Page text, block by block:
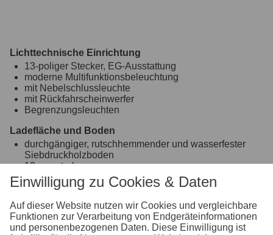
Lichttechnische Einrichtung
13-poliger Stecker, EG-Ausstattung
moderne Multifunktionsbeleuchtung
mit Nebelschlussleuchte
mit Rückfahrscheinwerfer
Begrenzungsleuchten
Ladefläche und Boden
durchgängiger, rutschhemmender und wasserfester
Siebdruckholzboden
12 mm stark
zus. Querträger zur Bodenunterstützung
Plywoodplatten 15 mm stark aus Mehrschichtholz mit
weißer PVC Beschichtung
Aluprofile mit variablen Verzurrpunkten
Einwilligung zu Cookies & Daten
Auf dieser Website nutzen wir Cookies und vergleichbare
Funktionen zur Verarbeitung von Endgeräteinformationen
und personenbezogenen Daten. Diese Einwilligung ist